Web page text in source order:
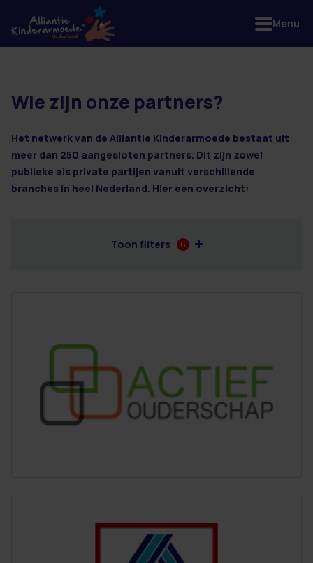
46 resultaten
Wie zijn onze partners?
Het netwerk van de Alliantie Kinderarmoede bestaat uit
meer dan 250 aangesloten partners. Dit zijn zowel
publieke als private partijen vanuit verschillende
branches in heel Nederland. Hier een overzicht:
Toon filters 6
Menu